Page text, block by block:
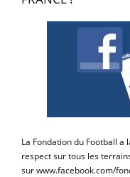
La Fondation du Football
respect sur tous les
sur www.facebook.com/